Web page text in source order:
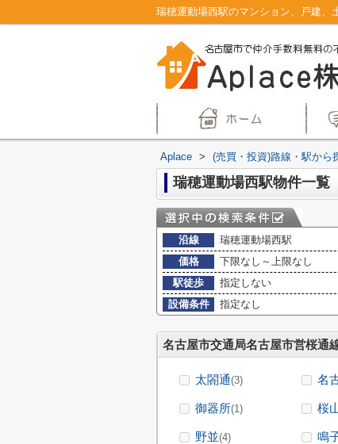
Aplace > (売買・投資)路線・駅から
瑞穂運動場西駅物件一覧
沿線
瑞穂運動場西駅
価格
下限なし～上限なし
駅徒歩
指定しない
設備条件
指定なし
名古屋市交通局名古屋市営桜通
太閤通(3) 名
御器所(1) 桜
野並(4) 鳴